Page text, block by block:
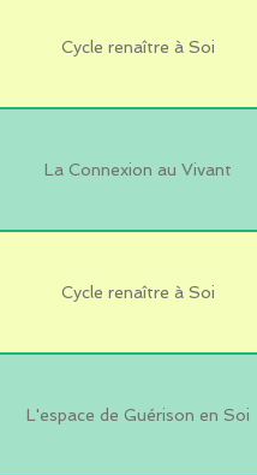
Cycle renaître à Soi
La Connexion au Vivant
Cycle renaître à Soi
L'espace de Guérison en Soi